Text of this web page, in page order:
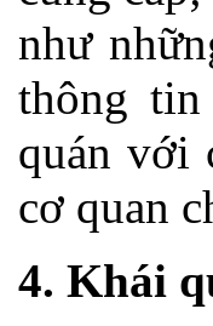
như
thông
quán với
cơ quan
4. Khái